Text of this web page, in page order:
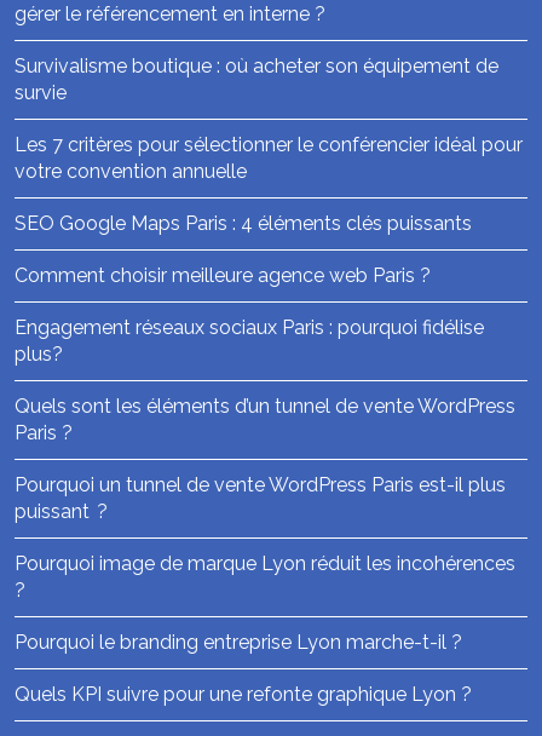
gérer le référencement en interne ?
Survivalisme boutique : où acheter son équipement de
survie
Les 7 critères pour sélectionner le conférencier idéal pour
votre convention annuelle
SEO Google Maps Paris : 4 éléments clés puissants
Comment choisir meilleure agence web Paris ?
Engagement réseaux sociaux Paris : pourquoi fidélise
plus?
Quels sont les éléments d’un tunnel de vente WordPress
Paris ?
Pourquoi un tunnel de vente WordPress Paris est-il plus
puissant ?
Pourquoi image de marque Lyon réduit les incohérences
?
Pourquoi le branding entreprise Lyon marche-t-il ?
Quels KPI suivre pour une refonte graphique Lyon ?